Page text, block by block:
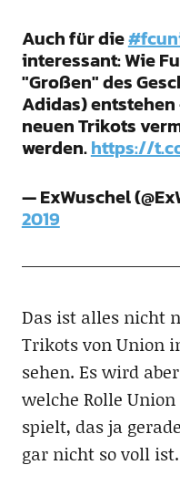
Auch für die
interessant: Wie
"Großen" des
Adidas)
neuen Trikots
werden.https://
— ExWuschel
2019
Das ist alles nicht
Trikots von Union
sehen. Es wird
welche Rolle
spielt, das ja
gar nicht so voll ist.